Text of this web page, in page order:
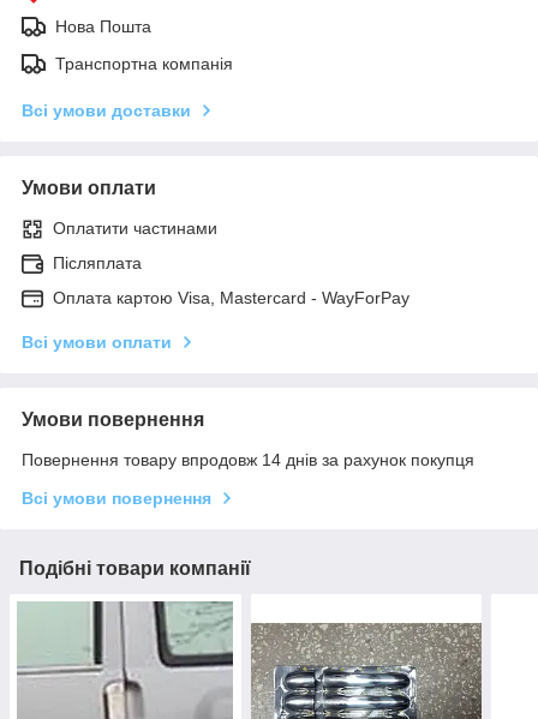
Нова Пошта
Транспортна компанія
Всі умови доставки
Умови оплати
Оплатити частинами
Післяплата
Оплата картою Visa, Mastercard - WayForPay
Всі умови оплати
Умови повернення
Повернення товару впродовж 14 днів за рахунок покупця
Всі умови повернення
Подібні товари компанії